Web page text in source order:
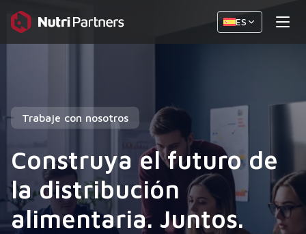
ES
Trabaje con nosotros
Construya el futuro de
la distribución
alimentaria. Juntos.